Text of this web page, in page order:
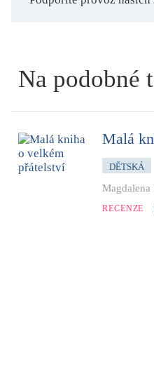
Na podobné
Malá
DĚTSKÁ
Magdalena
RECENZE